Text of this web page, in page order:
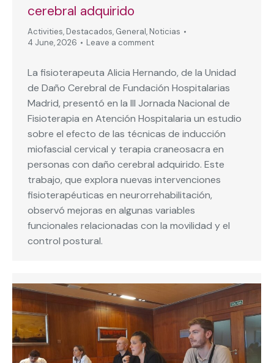
cerebral adquirido
Activities, Destacados, General, Noticias
4 June, 2026
Leave a comment
La fisioterapeuta Alicia Hernando, de la Unidad
de Daño Cerebral de Fundación Hospitalarias
Madrid, presentó en la III Jornada Nacional de
Fisioterapia en Atención Hospitalaria un estudio
sobre el efecto de las técnicas de inducción
miofascial cervical y terapia craneosacra en
personas con daño cerebral adquirido. Este
trabajo, que explora nuevas intervenciones
fisioterapéuticas en neurorrehabilitación,
observó mejoras en algunas variables
funcionales relacionadas con la movilidad y el
control postural.